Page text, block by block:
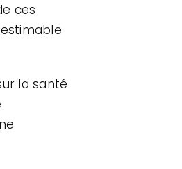
ces
la santé